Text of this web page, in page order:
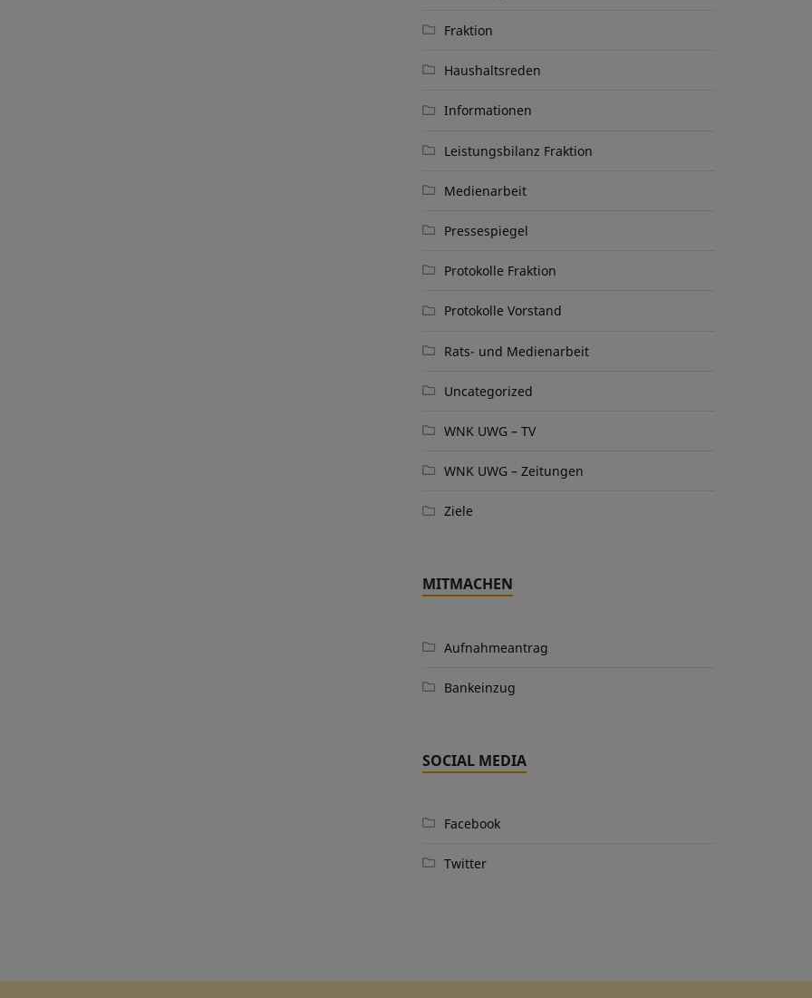
Fraktion
Haushaltsreden
Informationen
Leistungsbilanz Fraktion
Medienarbeit
Pressespiegel
Protokolle Fraktion
Protokolle Vorstand
Rats- und Medienarbeit
Uncategorized
WNK UWG – TV
WNK UWG – Zeitungen
Ziele
MITMACHEN
Aufnahmeantrag
Bankeinzug
SOCIAL MEDIA
Facebook
Twitter